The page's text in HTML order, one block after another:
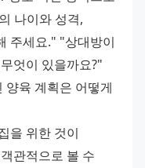
나이와 성격,
주세요." "상대방이
엇이 있을까요?"
양육 계획은 어떻게
을 위한 것이
관적으로 볼 수